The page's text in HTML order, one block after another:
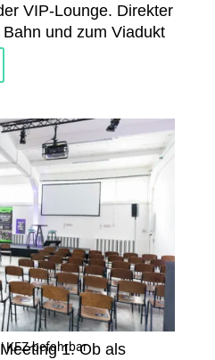
VIP-Lounge. Direkter
und zum Viadukt
KFZ-befahrbar1. Ob als